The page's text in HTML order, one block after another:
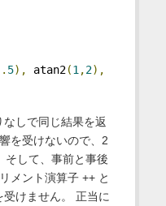
5), atan2(1 ,2),
なしで同じ結果を返
を受けないので、2
そして、事前と事後
メント演算子 ++ と
受けません。 正当に